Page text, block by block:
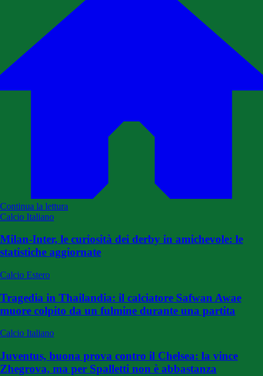
Continua la lettura
Calcio Italiano
Milan-Inter, le curiosità dei derby in amichevole: le
statistiche aggiornate
Calcio Estero
Tragedia in Thailandia: il calciatore Safwan Awae
muore colpito da un fulmine durante una partita
Calcio Italiano
Juventus, buona prova contro il Chelsea: la vince
Zhegrova, ma per Spalletti non è abbastanza